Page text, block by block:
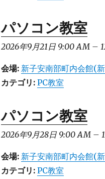
パソコン教室
2026年9月21日 9:00 AM–
会場: 新子安南部町内会館(
カテゴリ: PC教室
パソコン教室
2026年9月28日 9:00 AM–
会場: 新子安南部町内会館(
カテゴリ: PC教室